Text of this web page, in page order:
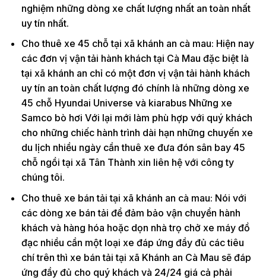
nghiệm những dòng xe chất lượng nhất an toàn nhất
uy tín nhất.
Cho thuê xe 45 chỗ tại xã khánh an cà mau: Hiện nay
các đơn vị vận tải hành khách tại Cà Mau đặc biệt là
tại xã khánh an chỉ có một đơn vị vận tải hành khách
uy tín an toàn chất lượng đó chính là những dòng xe
45 chỗ Hyundai Universe và kiarabus Những xe
Samco bò hơi Với lại mới làm phù hợp với quý khách
cho những chiếc hành trình dài hạn những chuyến xe
du lịch nhiều ngày cần thuê xe đưa đón sân bay 45
chỗ ngồi tại xã Tân Thành xin liên hệ với công ty
chúng tôi.
Cho thuê xe bán tải tại xã khánh an cà mau: Nói với
các dòng xe bán tải để đảm bảo vận chuyển hành
khách và hàng hóa hoặc dọn nhà trọ chở xe máy đồ
đạc nhiều cần một loại xe đáp ứng đầy đủ các tiêu
chí trên thì xe bán tải tại xã Khánh an Cà Mau sẽ đáp
ứng đầy đủ cho quý khách và 24/24 giá cả phải